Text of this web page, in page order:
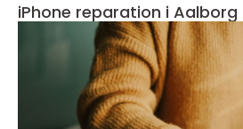
iPhone reparation i Aalborg